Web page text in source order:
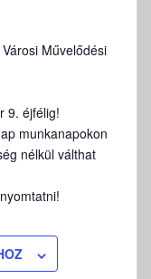
Művelődési
9. éjfélig!
munkanapokon
nélkül válthat